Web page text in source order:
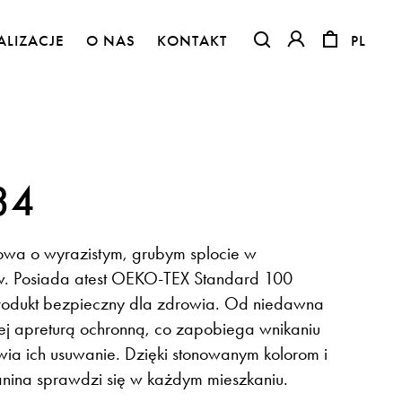
O NAS
KONTAKT
PL
PL
Flora – szenil inspirowany naturą
o wyrazistym, grubym splocie w
Posiada atest OEKO-TEX Standard 100
bezpieczny dla zdrowia. Od niedawna
apreturą ochronną, co zapobiega wnikaniu
ich usuwanie. Dzięki stonowanym kolorom i
sprawdzi się w każdym mieszkaniu.